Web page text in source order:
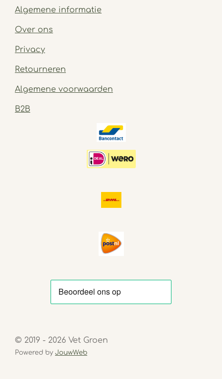
Algemene informatie
Over ons
Privacy
Retourneren
Algemene voorwaarden
B2B
© 2019 - 2026 Vet Groen
Powered by JouwWeb